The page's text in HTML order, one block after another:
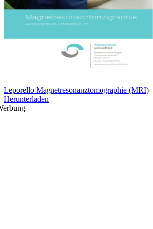
Leporello Magnetresonanztomographie (MRI)
Herunterladen